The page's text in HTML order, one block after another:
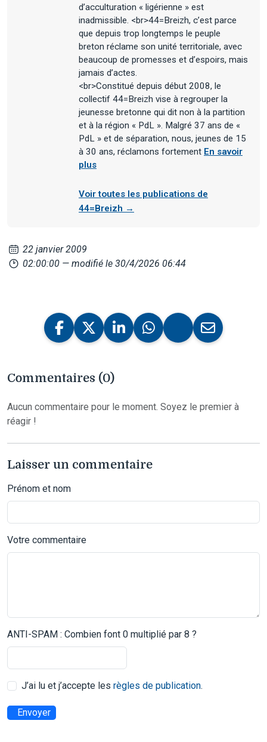
d’acculturation « ligérienne » est
inadmissible. <br>44=Breizh, c’est parce
que depuis trop longtemps le peuple
breton réclame son unité territoriale, avec
beaucoup de promesses et d’espoirs, mais
jamais d’actes.
<br>Constitué depuis début 2008, le
collectif 44=Breizh vise à regrouper la
jeunesse bretonne qui dit non à la partition
et à la région « PdL ». Malgré 37 ans de «
PdL » et de séparation, nous, jeunes de 15
à 30 ans, réclamons fortement En savoir
plus
Voir toutes les publications de
44=Breizh →
22 janvier 2009
02:00:00 — modifié le 30/4/2026 06:44
Commentaires (0)
Aucun commentaire pour le moment. Soyez le premier à
réagir !
Laisser un commentaire
Prénom et nom
Votre commentaire
ANTI-SPAM : Combien font 0 multiplié par 8 ?
J’ai lu et j’accepte les règles de publication.
Envoyer